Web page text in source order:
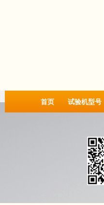
首页 试验机型号